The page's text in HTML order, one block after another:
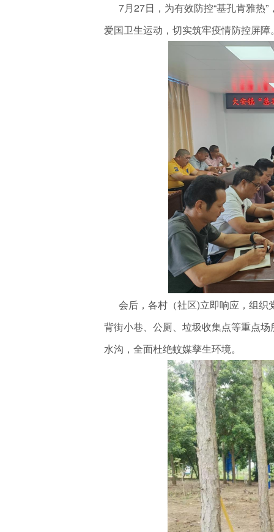
7月27日，为有效防控“基孔肯雅热”
爱国卫生运动，切实筑牢疫情防控屏障
会后，各村（社区)立即响应，组织
背街小巷、公厕、垃圾收集点等重点
水沟，全面杜绝蚊媒孳生环境。